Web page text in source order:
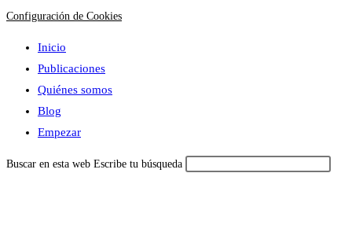
Configuración de Cookies
Inicio
Publicaciones
Quiénes somos
Blog
Empezar
Buscar en esta web Escribe tu búsqueda